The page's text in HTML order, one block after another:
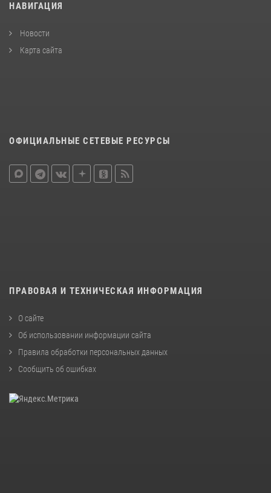
НАВИГАЦИЯ
Новости
Карта сайта
ОФИЦИАЛЬНЫЕ СЕТЕВЫЕ РЕСУРСЫ
ПРАВОВАЯ И ТЕХНИЧЕСКАЯ ИНФОРМАЦИЯ
О сайте
Об использовании информации сайта
Правила обработки персональных данных
Сообщить об ошибках